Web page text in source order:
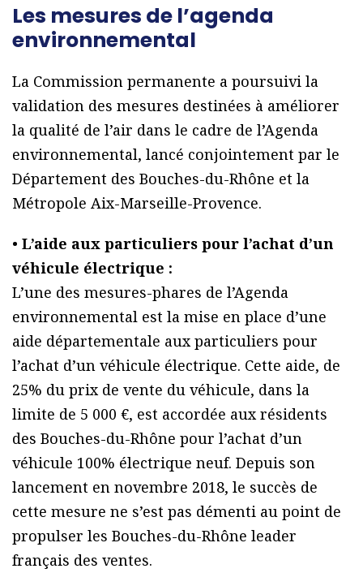
Les mesures de l’agenda
environnemental
La Commission permanente a poursuivi la
validation des mesures destinées à améliorer
la qualité de l’air dans le cadre de l’Agenda
environnemental, lancé conjointement par le
Département des Bouches-du-Rhône et la
Métropole Aix-Marseille-Provence.
• L’aide aux particuliers pour l’achat d’un
véhicule électrique :
L’une des mesures-phares de l’Agenda
environnemental est la mise en place d’une
aide départementale aux particuliers pour
l’achat d’un véhicule électrique. Cette aide, de
25% du prix de vente du véhicule, dans la
limite de 5 000 €, est accordée aux résidents
des Bouches-du-Rhône pour l’achat d’un
véhicule 100% électrique neuf. Depuis son
lancement en novembre 2018, le succès de
cette mesure ne s’est pas démenti au point de
propulser les Bouches-du-Rhône leader
français des ventes.